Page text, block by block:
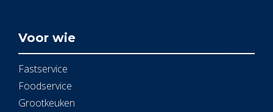
Voor wie
Fastservice
Foodservice
Grootkeuken